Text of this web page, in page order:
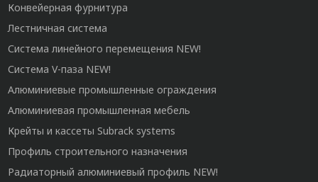
Конвейерная фурнитура
Лестничная система
Система линейного перемещения NEW!
Система V-паза NEW!
Алюминиевые промышленные ограждения
Алюминиевая промышленная мебель
Крейты и кассеты Subrack systems
Профиль строительного назначения
Радиаторный алюминиевый профиль NEW!